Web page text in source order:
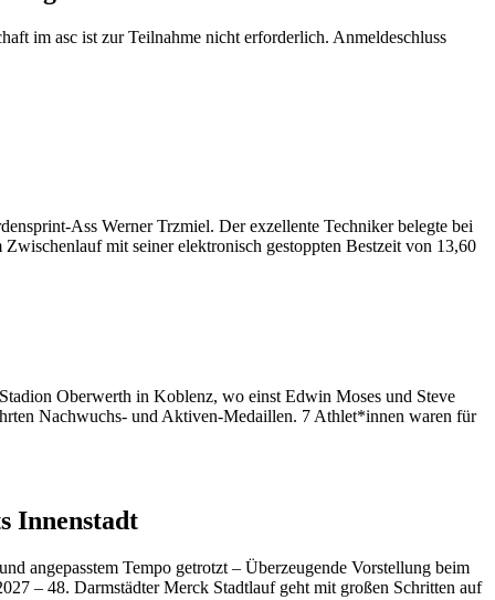
im asc ist zur Teilnahme nicht erforderlich. Anmeldeschluss
Ass Werner Trzmiel. Der exzellente Techniker belegte bei
mit seiner elektronisch gestoppten Bestzeit von 13,60
Oberwerth in Koblenz, wo einst Edwin Moses und Steve
Nachwuchs- und Aktiven-Medaillen. 7 Athlet*innen waren für
Innenstadt
angepasstem Tempo getrotzt – Überzeugende Vorstellung beim
– 48. Darmstädter Merck Stadtlauf geht mit großen Schritten auf